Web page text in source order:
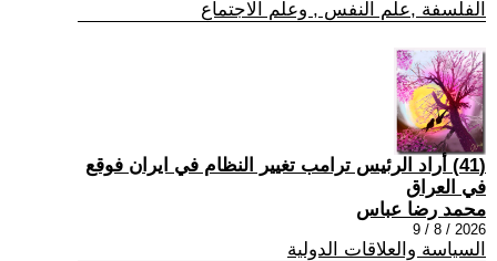
الفلسفة ,علم النفس , وعلم الاجتماع
(41) أراد الرئيس ترامب تغيير النظام في ايران فوقع
في العراق
محمد رضا عباس
2026 / 8 / 9
السياسة والعلاقات الدولية